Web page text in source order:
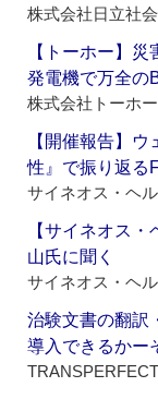
株式会社日立社
【トーホー】
発電機で万全の
株式会社トーホー
【開催報告】
性』で振り返る
サイネオス・ヘ
【サイネオス
山氏に聞く
サイネオス・ヘ
治験文書の翻訳
導入できるかー